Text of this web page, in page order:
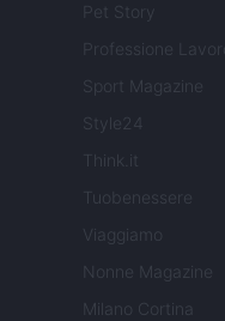
Pet Story
Professione Lavoro
Sport Magazine
Style24
Think.it
Tuobenessere
Viaggiamo
Nonne Magazine
Milano Cortina